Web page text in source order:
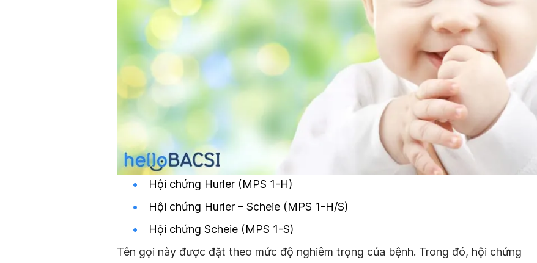
Hội chứng Hurler (MPS 1-H)
Hội chứng Hurler – Scheie (MPS 1-H/S)
Hội chứng Scheie (MPS 1-S)
Tên gọi này được đặt theo mức độ nghiêm trọng của bệnh. Trong đó, hội chứng